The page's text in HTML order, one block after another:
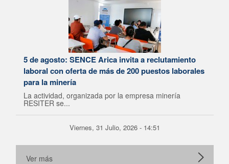
5 de agosto: SENCE Arica invita a reclutamiento
laboral con oferta de más de 200 puestos laborales
para la minería
La actividad, organizada por la empresa minería
RESITER se...
Viernes, 31 Julio, 2026 - 14:51
Ver más